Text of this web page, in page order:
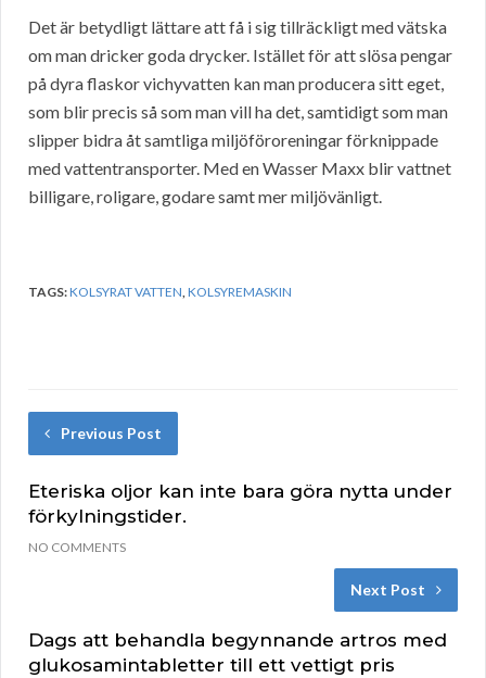
Det är betydligt lättare att få i sig tillräckligt med vätska
om man dricker goda drycker. Istället för att slösa pengar
på dyra flaskor vichyvatten kan man producera sitt eget,
som blir precis så som man vill ha det, samtidigt som man
slipper bidra åt samtliga miljöföroreningar förknippade
med vattentransporter. Med en Wasser Maxx blir vattnet
billigare, roligare, godare samt mer miljövänligt.
TAGS:KOLSYRAT VATTEN,KOLSYREMASKIN
Previous Post
Eteriska oljor kan inte bara göra nytta under
förkylningstider.
NO COMMENTS
Next Post
Dags att behandla begynnande artros med
glukosamintabletter till ett vettigt pris